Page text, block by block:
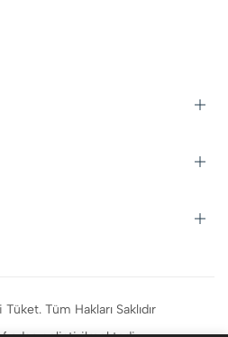
Tüm Hakları Saklıdır